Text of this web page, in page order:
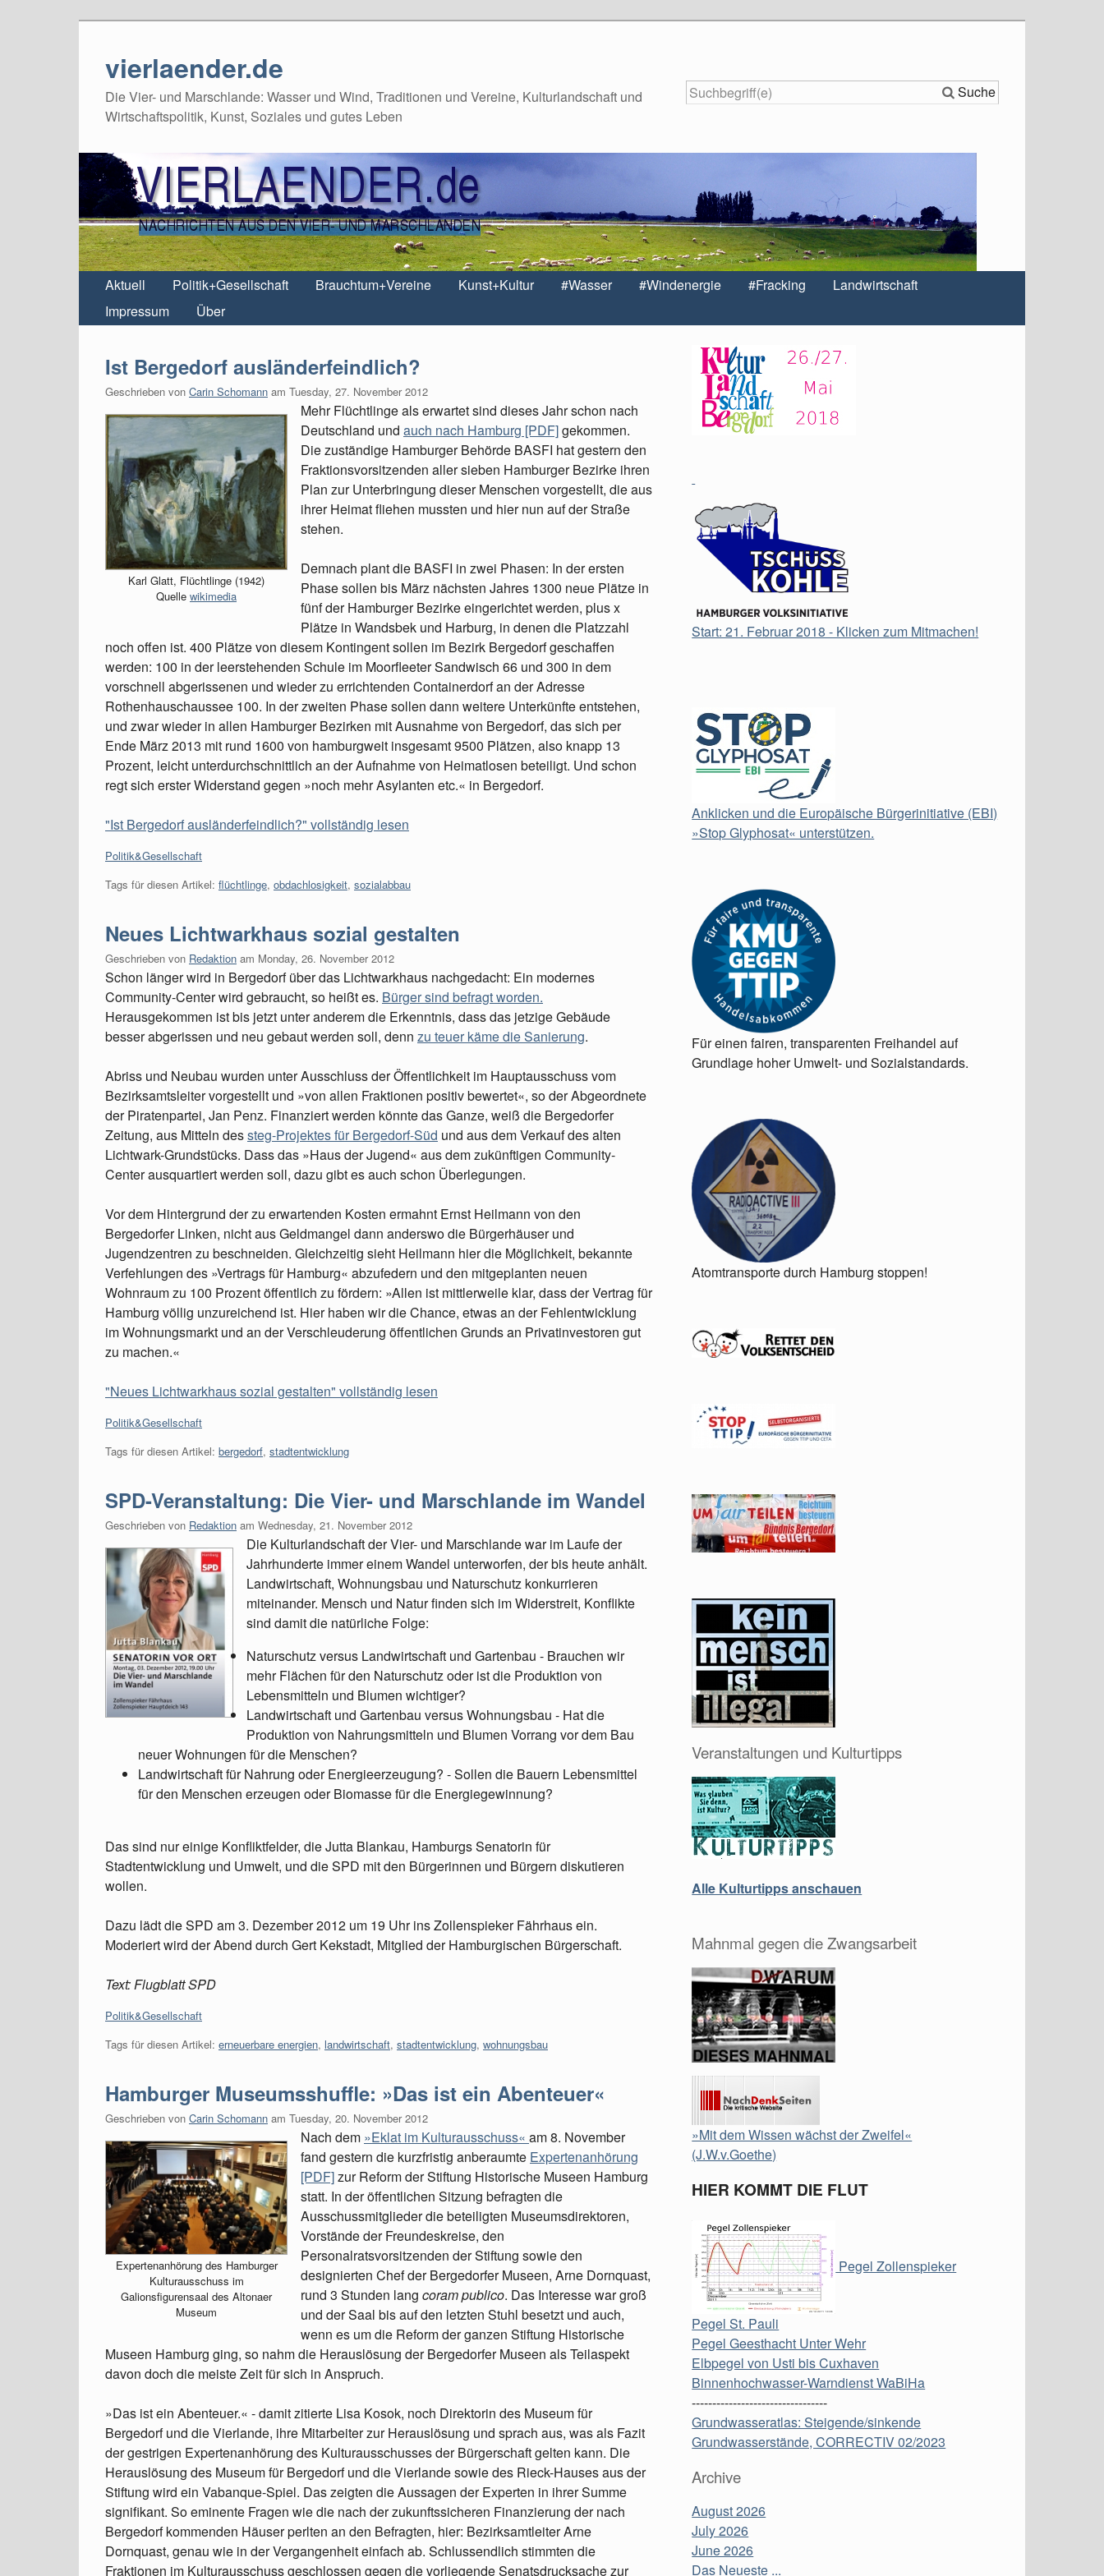
vierlaender.de
Die Vier- und Marschlande: Wasser und Wind, Traditionen und Vereine, Kulturlandschaft und
Wirtschaftspolitik, Kunst, Soziales und gutes Leben
Suche
Aktuell Politik+Gesellschaft Brauchtum+Vereine Kunst+Kultur #Wasser #Windenergie #Fracking
Landwirtschaft
Impressum
Über
Ist Bergedorf ausländerfeindlich?
Geschrieben von Carin Schomann am Tuesday, 27. November 2012
Karl Glatt, Flüchtlinge (1942)
Quelle wikimedia
Mehr Flüchtlinge als erwartet sind dieses Jahr schon nach
Deutschland und auch nach Hamburg [PDF]gekommen.
Die zuständige Hamburger Behörde BASFI hat gestern den
Fraktionsvorsitzenden aller sieben Hamburger Bezirke ihren
Plan zur Unterbringung dieser Menschen vorgestellt, die aus
ihrer Heimat fliehen mussten und hier nun auf der Straße
stehen.
Demnach plant die BASFI in zwei Phasen: In der ersten
Phase sollen bis März nächsten Jahres 1300 neue Plätze in
fünf der Hamburger Bezirke eingerichtet werden, plus x
Plätze in Wandsbek und Harburg, in denen die Platzzahl
noch offen ist. 400 Plätze von diesem Kontingent sollen im Bezirk Bergedorf geschaffen
werden: 100 in der leerstehenden Schule im Moorfleeter Sandwisch 66 und 300 in dem
vorschnell abgerissenen und wieder zu errichtenden Containerdorf an der Adresse
Rothenhauschaussee 100. In der zweiten Phase sollen dann weitere Unterkünfte entstehen,
und zwar wieder in allen Hamburger Bezirken mit Ausnahme von Bergedorf, das sich per
Ende März 2013 mit rund 1600 von hamburgweit insgesamt 9500 Plätzen, also knapp 13
Prozent, leicht unterdurchschnittlich an der Aufnahme von Heimatlosen beteiligt. Und schon
regt sich erster Widerstand gegen »noch mehr Asylanten etc.« in Bergedorf.
"Ist Bergedorf ausländerfeindlich?" vollständig lesen
Kategorien:
Politik&Gesellschaft
Tags für diesen Artikel: flüchtlinge, obdachlosigkeit, sozialabbau
Neues Lichtwarkhaus sozial gestalten
Geschrieben von Redaktion am Monday, 26. November 2012
Schon länger wird in Bergedorf über das Lichtwarkhaus nachgedacht: Ein modernes
Community-Center wird gebraucht, so heißt es. Bürger sind befragt worden.
Herausgekommen ist bis jetzt unter anderem die Erkenntnis, dass das jetzige Gebäude
besser abgerissen und neu gebaut werden soll, denn zu teuer käme die Sanierung.
Abriss und Neubau wurden unter Ausschluss der Öffentlichkeit im Hauptausschuss vom
Bezirksamtsleiter vorgestellt und »von allen Fraktionen positiv bewertet«, so der Abgeordnete
der Piratenpartei, Jan Penz. Finanziert werden könnte das Ganze, weiß die Bergedorfer
Zeitung, aus Mitteln dessteg-Projektes für Bergedorf-Süd und aus dem Verkauf des alten
Lichtwark-Grundstücks. Dass das »Haus der Jugend« aus dem zukünftigen Community-
Center ausquartiert werden soll, dazu gibt es auch schon Überlegungen.
Vor dem Hintergrund der zu erwartenden Kosten ermahnt Ernst Heilmann von den
Bergedorfer Linken, nicht aus Geldmangel dann anderswo die Bürgerhäuser und
Jugendzentren zu beschneiden. Gleichzeitig sieht Heilmann hier die Möglichkeit, bekannte
Verfehlungen des »Vertrags für Hamburg« abzufedern und den mitgeplanten neuen
Wohnraum zu 100 Prozent öffentlich zu fördern: »Allen ist mittlerweile klar, dass der Vertrag für
Hamburg völlig unzureichend ist. Hier haben wir die Chance, etwas an der Fehlentwicklung
im Wohnungsmarkt und an der Verschleuderung öffentlichen Grunds an Privatinvestoren gut
zu machen.«
"Neues Lichtwarkhaus sozial gestalten" vollständig lesen
Kategorien:
Politik&Gesellschaft
Tags für diesen Artikel: bergedorf, stadtentwicklung
SPD-Veranstaltung: Die Vier- und Marschlande im Wandel
Geschrieben von Redaktion am Wednesday, 21. November 2012
Die Kulturlandschaft der Vier- und Marschlande war im Laufe der
Jahrhunderte immer einem Wandel unterworfen, der bis heute anhält.
Landwirtschaft, Wohnungsbau und Naturschutz konkurrieren
miteinander. Mensch und Natur finden sich im Widerstreit, Konflikte
sind damit die natürliche Folge:
Naturschutz versus Landwirtschaft und Gartenbau - Brauchen wir
mehr Flächen für den Naturschutz oder ist die Produktion von
Lebensmitteln und Blumen wichtiger?
Landwirtschaft und Gartenbau versus Wohnungsbau - Hat die
Produktion von Nahrungsmitteln und Blumen Vorrang vor dem Bau
neuer Wohnungen für die Menschen?
Landwirtschaft für Nahrung oder Energieerzeugung? - Sollen die Bauern Lebensmittel
für den Menschen erzeugen oder Biomasse für die Energiegewinnung?
Das sind nur einige Konfliktfelder, die Jutta Blankau, Hamburgs Senatorin für
Stadtentwicklung und Umwelt, und die SPD mit den Bürgerinnen und Bürgern diskutieren
wollen.
Dazu lädt die SPD am 3. Dezember 2012 um 19 Uhr ins Zollenspieker Fährhaus ein.
Moderiert wird der Abend durch Gert Kekstadt, Mitglied der Hamburgischen Bürgerschaft.
Text: Flugblatt SPD
Kategorien:
Politik&Gesellschaft
Tags für diesen Artikel: erneuerbare energien, landwirtschaft, stadtentwicklung, wohnungsbau
Hamburger Museumsshuffle: »Das ist ein Abenteuer«
Geschrieben von Carin Schomann am Tuesday, 20. November 2012
Expertenanhörung des Hamburger
Kulturausschuss im
Galionsfigurensaal des Altonaer
Museum
Nach dem »Eklat im Kulturausschuss« am 8. November
fand gestern die kurzfristig anberaumte Expertenanhörung
[PDF]zur Reform der Stiftung Historische Museen Hamburg
statt. In der öffentlichen Sitzung befragten die
Ausschussmitglieder die beteiligten Museumsdirektoren,
Vorstände der Freundeskreise, den
Personalratsvorsitzenden der Stiftung sowie den
designierten Chef der Bergedorfer Museen, Arne Dornquast,
rund 3 Stunden lang coram publico. Das Interesse war groß
und der Saal bis auf den letzten Stuhl besetzt und auch,
wenn es um die Reform der ganzen Stiftung Historische
Museen Hamburg ging, so nahm die Herauslösung der Bergedorfer Museen als Teilaspekt
davon doch die meiste Zeit für sich in Anspruch.
»Das ist ein Abenteuer.« - damit zitierte Lisa Kosok, noch Direktorin des Museum für
Bergedorf und die Vierlande, ihre Mitarbeiter zur Herauslösung und sprach aus, was als Fazit
der gestrigen Expertenanhörung des Kulturausschusses der Bürgerschaft gelten kann. Die
Herauslösung des Museum für Bergedorf und die Vierlande sowie des Rieck-Hauses aus der
Stiftung wird ein Vabanque-Spiel. Das zeigten die Aussagen der Experten in ihrer Summe
signifikant. So eminente Fragen wie die nach der zukunftssicheren Finanzierung der nach
Bergedorf kommenden Häuser perlten an den Befragten, hier: Bezirksamtleiter Arne
Dornquast, genau wie in der Vergangenheit einfach ab. Schlussendlich stimmten die
Fraktionen im Kulturausschuss geschlossen gegen die vorliegende Senatsdrucksache zur
Start: 21. Februar 2018 - Klicken zum Mitmachen!
Anklicken und die Europäische Bürgerinitiative (EBI)
»Stop Glyphosat« unterstützen.
Für einen fairen, transparenten Freihandel auf
Grundlage hoher Umwelt- und Sozialstandards.
Atomtransporte durch Hamburg stoppen!
Veranstaltungen und Kulturtipps
Alle Kulturtipps anschauen
Mahnmal gegen die Zwangsarbeit
»Mit dem Wissen wächst der Zweifel«
(J.W.v.Goethe)
HIER KOMMT DIE FLUT
Pegel Zollenspieker
Pegel St. Pauli
Pegel Geesthacht Unter Wehr
Elbpegel von Usti bis Cuxhaven
Binnenhochwasser-Warndienst WaBiHa
---------------------------------
Grundwasseratlas: Steigende/sinkende
Grundwasserstände, CORRECTIV 02/2023
Archive
August 2026
July 2026
June 2026
Das Neueste ...